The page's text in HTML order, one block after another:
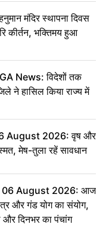
मंदिर स्थापना दिवस
कीर्तन, भक्तिमय हुआ
News: विदेशों तक
ने हासिल किया राज्य में
August 2026: वृष और
मेष-तुला रहें सावधान
06 August 2026: आज
और गंड योग का संयोग,
और दिनभर का पंचांग